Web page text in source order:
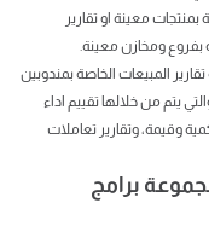
معينة او تقارير
بفروع ومخازن معينة.
المبيعات الخاصة بمندوبين
يتم من خلالها تقييم اداء
وقيمة، وتقارير تعاملات
برامج